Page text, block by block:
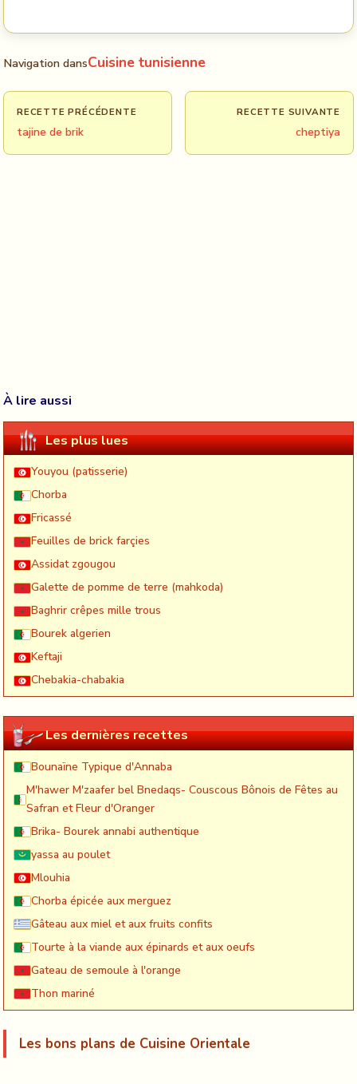
Navigation dansCuisine tunisienne
RECETTE PRÉCÉDENTE
tajine de brik
RECETTE SUIVANTE
cheptiya
À lire aussi
Les plus lues
Youyou (patisserie)
Chorba
Fricassé
Feuilles de brick farçies
Assidat zgougou
Galette de pomme de terre (mahkoda)
Baghrir crêpes mille trous
Bourek algerien
Keftaji
Chebakia-chabakia
Les dernières recettes
Bounaïne Typique d'Annaba
M'hawer M'zaafer bel Bnedaqs- Couscous Bônois de Fêtes au
Safran et Fleur d'Oranger
Brika- Bourek annabi authentique
yassa au poulet
Mlouhia
Chorba épicée aux merguez
Gâteau aux miel et aux fruits confits
Tourte à la viande aux épinards et aux oeufs
Gateau de semoule à l'orange
Thon mariné
Les bons plans de Cuisine Orientale